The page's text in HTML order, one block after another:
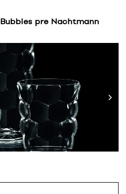
Bubbles pre Nachtmann